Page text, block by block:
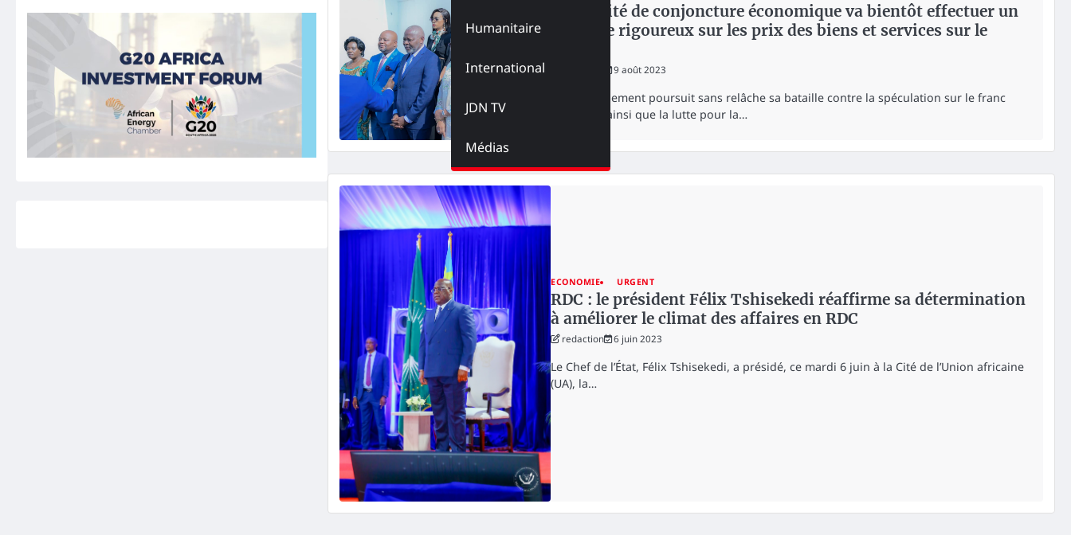
Humanitaire
International
JDN TV
Médias
Le Comité de conjoncture économique va bientôt effectuer un
contrôle rigoureux sur les prix des biens et services sur le
9 août 2023
Le gouvernement poursuit sans relâche sa bataille contre la spéculation sur le franc
congolais ainsi que la lutte pour la…
ECONOMIE URGENT
RDC : le président Félix Tshisekedi réaffirme sa détermination
à améliorer le climat des affaires en RDC
redaction 6 juin 2023
Le Chef de l’État, Félix Tshisekedi, a présidé, ce mardi 6 juin à la Cité de l’Union africaine
(UA), la…